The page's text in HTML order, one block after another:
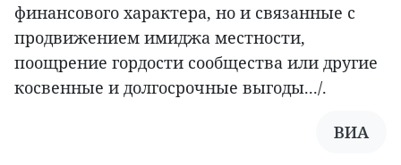
финансового характера, но и связанные с
продвижением имиджа местности,
поощрение гордости сообщества или другие
косвенные и долгосрочные выгоды.../.
ВИА